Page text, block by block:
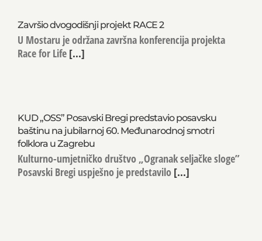
Završio dvogodišnji projekt RACE 2
U Mostaru je održana završna konferencija projekta
Race for Life [...]
KUD „OSS” Posavski Bregi predstavio posavsku
baštinu na jubilarnoj 60. Međunarodnoj smotri
folklora u Zagrebu
Kulturno-umjetničko društvo „Ogranak seljačke sloge”
Posavski Bregi uspješno je predstavilo [...]